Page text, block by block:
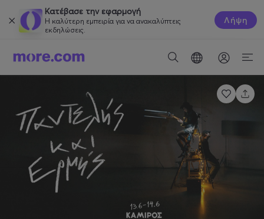
Κατέβασε την εφαρμογή
Η καλύτερη εμπειρία για να ανακαλύπτεις
εκδηλώσεις.
Λήψη